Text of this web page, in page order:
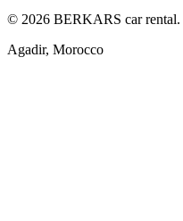
© 2026 BERKARS car rental.
Agadir, Morocco